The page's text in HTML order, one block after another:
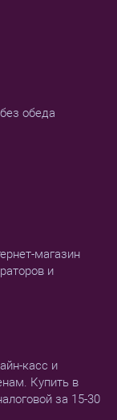
магазин
и
касс и
Купить в
за 15-30
обеда